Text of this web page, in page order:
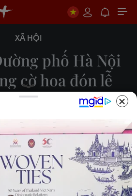
XÃ HỘI
phố Hà Nội
cờ hoa đón lễ
30/4-1/5
04/2022 02:06
đường phố Hà Nội rực rỡ cờ
niệm 47 năm ngày Ngày Giải
nhất đất nước 30/4 và